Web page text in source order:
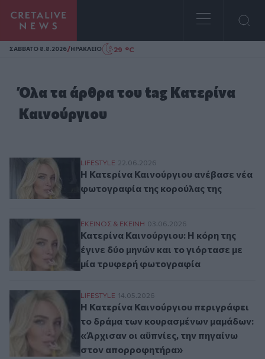
Homepage
ΣAΒΒΑΤΟ 8.8.2026/ΗΡΑΚΛΕΙΟ 29 °C
Όλα τα άρθρα του tag Κατερίνα
Καινούργιου
Η Κατερίνα Καινούργιου ανέβασε νέα
LIFESTYLE 22.06.2026
Η Κατερίνα Καινούργιου ανέβασε νέα
φωτογραφία της κορούλας της
Κατερίνα Καινούργιου: Η κόρη της
ΕΚΕΙΝΟΣ & ΕΚΕΙΝΗ 03.06.2026
Κατερίνα Καινούργιου: Η κόρη της
έγινε δύο μηνών και το γιόρτασε με
μία τρυφερή φωτογραφία
Η Κατερίνα Καινούργιου περιγράφει το
LIFESTYLE 14.05.2026
Η Κατερίνα Καινούργιου περιγράφει
το δράμα των κουρασμένων μαμάδων:
«Άρχισαν οι αϋπνίες, την πηγαίνω
στον απορροφητήρα»